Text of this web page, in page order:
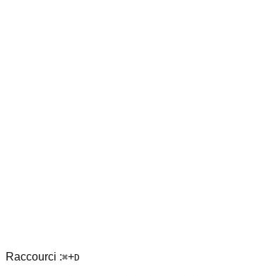
Raccourci :⌘+D